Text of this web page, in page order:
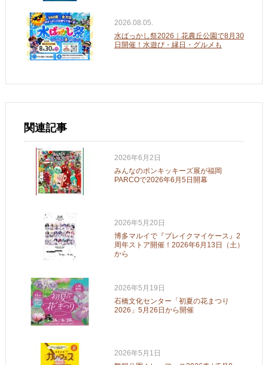
2026.08.05.
水ばっかし祭2026｜花農丘公園で8月30
日開催！水遊び・縁日・グルメも
関連記事
2026年6月2日
みんなのポンキッキーズ展が福岡
PARCOで2026年6月5日開幕
2026年5月20日
博多マルイで『ブレイクマイケース』2
周年ストア開催！2026年6月13日（土）
から
2026年5月19日
石橋文化センター「初夏の花まつり
2026」5月26日から開催
2026年5月1日